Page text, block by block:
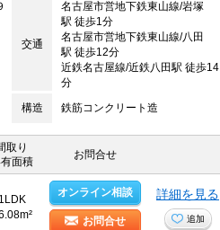
交通
名古屋市営地下鉄東山線/岩塚
駅 徒歩1分
名古屋市営地下鉄東山線/八田
駅 徒歩12分
近鉄名古屋線/近鉄八田駅 徒歩14
分
構造 鉄筋コンクリート造
取り
面積
お問合せ
1LDK
オンライン相談
お問合せ
詳細を見る
追加